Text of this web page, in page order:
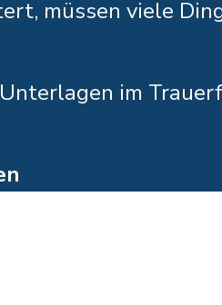
müssen viele
im